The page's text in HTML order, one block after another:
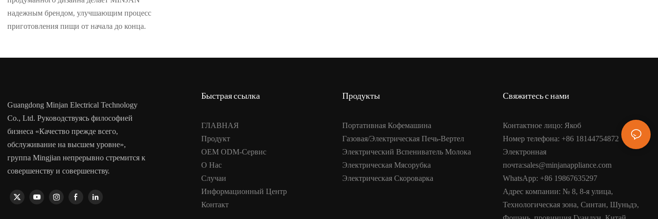
надежным брендом, улучшающим процесс
приготовления пищи от начала до конца.
Guangdong Minjan Electrical Technology
Co., Ltd. Руководствуясь философией
бизнеса «Качество прежде всего,
обслуживание на высшем уровне»,
группа Mingjian непрерывно стремится к
совершенству и совершенству.
Быстрая ссылка
ГЛАВНАЯ
Продукт
OEM ODM-Сервис
О Нас
Случаи
Информационный Центр
Контакт
Продукты
Портативная Кофемашина
Газовая/электрическая Печь-Вертел
Электрический Вспениватель Молока
Электрическая Мясорубка
Электрическая Скороварка
Свяжитесь с нами
Контактное лицо: Якоб
Номер телефона: +86 18144754872
Электронная
почта:sales@minjanappliance.com
WhatsApp: +86 19867635297
Адрес компании: № 8, 8-я улица,
Технологическая зона, Синтан, Шуньдэ,